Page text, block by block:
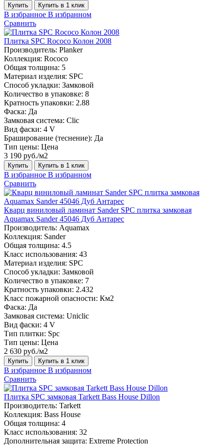
Купить Купить в 1 клик
В избранное В избранном
Сравнить
Плитка SPC Rococo Колон 2008
Производитель: Planker
Коллекция: Rococo
Общая толщина: 5
Материал изделия: SPC
Способ укладки: Замковой
Количество в упаковке: 8
Кратность упаковки: 2.88
Фаска: Да
Замковая система: Сlic
Вид фаски: 4 V
Браширование (теснение): Да
Тип цены: Цена
3 190 руб./м2
Купить Купить в 1 клик
В избранное В избранном
Сравнить
Кварц виниловый ламинат Sander SPC плитка замковая
Aquamax Sander 45046 Дуб Антарес
Производитель: Aquamax
Коллекция: Sander
Общая толщина: 4.5
Класс использования: 43
Материал изделия: SPC
Способ укладки: Замковой
Количество в упаковке: 7
Кратность упаковки: 2.432
Класс пожарной опасности: Км2
Фаска: Да
Замковая система: Uniclic
Вид фаски: 4 V
Тип плитки: Spc
Тип цены: Цена
2 630 руб./м2
Купить Купить в 1 клик
В избранное В избранном
Сравнить
Плитка SPC замковая Tarkett Bass House Dillon
Производитель: Tarkett
Коллекция: Bass House
Общая толщина: 4
Класс использования: 32
Дополнительная защита: Extreme Protection